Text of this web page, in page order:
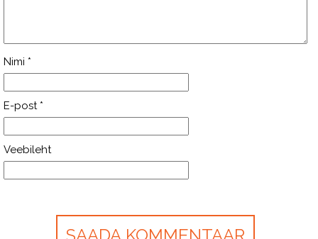
Nimi *
E-post *
Veebileht